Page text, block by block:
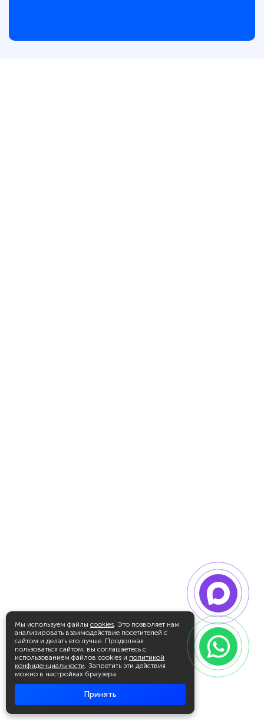
Мы используем файлы cookies. Это позволяет нам
анализировать взаимодействие посетителей с
сайтом и делать его лучше. Продолжая
пользоваться сайтом, вы соглашаетесь с
использованием файлов cookies и политикой
конфиденциальности. Запретить эти действия
можно в настройках браузера.
Принять